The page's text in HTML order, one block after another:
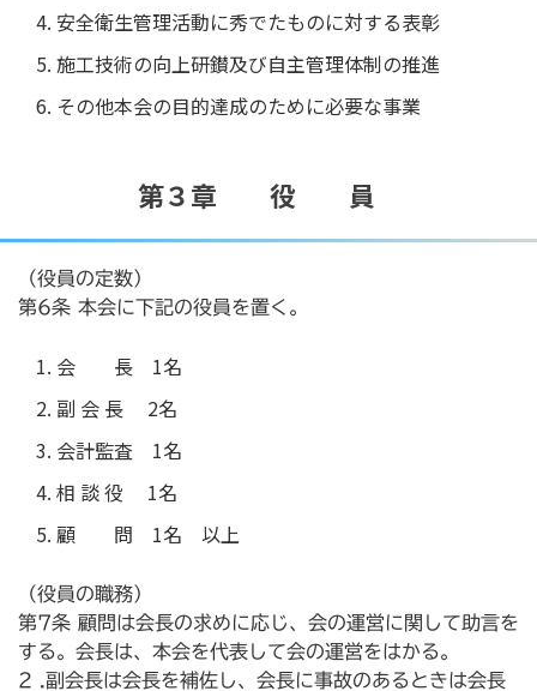
安全衛生管理活動に秀でたものに対する表彰
施工技術の向上研鑚及び自主管理体制の推進
その他本会の目的達成のために必要な事業
第３章 役 員
（役員の定数）
第6条 本会に下記の役員を置く。
会 長 1名
副 会 長 2名
会計監査 1名
相 談 役 1名
顧 問 1名 以上
（役員の職務）
第7条 顧問は会長の求めに応じ、会の運営に関して助言を
する。会長は、本会を代表して会の運営をはかる。
2 .副会長は会長を補佐し、会長に事故のあるときは会長